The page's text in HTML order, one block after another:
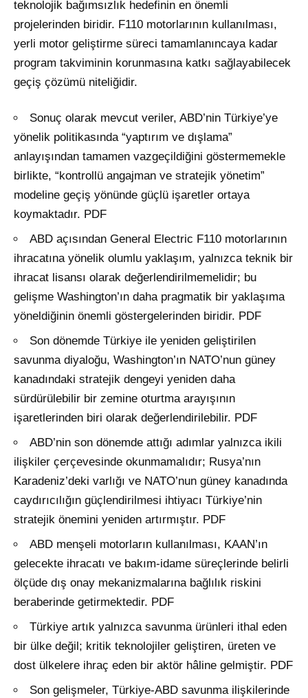
teknolojik bağımsızlık hedefinin en önemli
projelerinden biridir. F110 motorlarının kullanılması,
yerli motor geliştirme süreci tamamlanıncaya kadar
program takviminin korunmasına katkı sağlayabilecek
geçiş çözümü niteliğidir.
Sonuç olarak mevcut veriler, ABD’nin Türkiye’ye
yönelik politikasında “yaptırım ve dışlama”
anlayışından tamamen vazgeçildiğini göstermemekle
birlikte, “kontrollü angajman ve stratejik yönetim”
modeline geçiş yönünde güçlü işaretler ortaya
koymaktadır. PDF
ABD açısından General Electric F110 motorlarının
ihracatına yönelik olumlu yaklaşım, yalnızca teknik bir
ihracat lisansı olarak değerlendirilmemelidir; bu
gelişme Washington’ın daha pragmatik bir yaklaşıma
yöneldiğinin önemli göstergelerinden biridir. PDF
Son dönemde Türkiye ile yeniden geliştirilen
savunma diyaloğu, Washington’ın NATO’nun güney
kanadındaki stratejik dengeyi yeniden daha
sürdürülebilir bir zemine oturtma arayışının
işaretlerinden biri olarak değerlendirilebilir. PDF
ABD’nin son dönemde attığı adımlar yalnızca ikili
ilişkiler çerçevesinde okunmamalıdır; Rusya’nın
Karadeniz’deki varlığı ve NATO’nun güney kanadında
caydırıcılığın güçlendirilmesi ihtiyacı Türkiye’nin
stratejik önemini yeniden artırmıştır. PDF
ABD menşeli motorların kullanılması, KAAN’ın
gelecekte ihracatı ve bakım-idame süreçlerinde belirli
ölçüde dış onay mekanizmalarına bağlılık riskini
beraberinde getirmektedir. PDF
Türkiye artık yalnızca savunma ürünleri ithal eden
bir ülke değil; kritik teknolojiler geliştiren, üreten ve
dost ülkelere ihraç eden bir aktör hâline gelmiştir. PDF
Son gelişmeler, Türkiye-ABD savunma ilişkilerinde